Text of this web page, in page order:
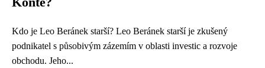
Kdo je Leo Beránek starší? Leo Beránek starší je zkušený
podnikatel s působivým zázemím v oblasti investic a rozvoje
obchodu. Jeho...